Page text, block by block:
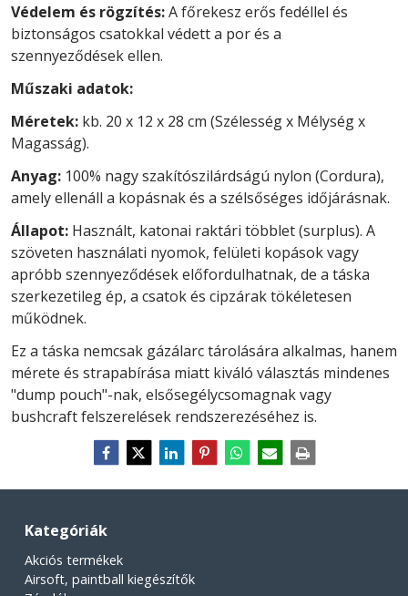
Védelem és rögzítés:A főrekesz erős fedéllel és
biztonságos csatokkal védett a por és a
szennyeződések ellen.
Műszaki adatok:
Méretek: kb. 20 x 12 x 28 cm (Szélesség x Mélység x
Magasság).
Anyag: 100% nagy szakítószilárdságú nylon (Cordura),
amely ellenáll a kopásnak és a szélsőséges időjárásnak.
Állapot: Használt, katonai raktári többlet (surplus). A
szöveten használati nyomok, felületi kopások vagy
apróbb szennyeződések előfordulhatnak, de a táska
szerkezetileg ép, a csatok és cipzárak tökéletesen
működnek.
Ez a táska nemcsak gázálarc tárolására alkalmas, hanem
mérete és strapabírása miatt kiváló választás mindenes
"dump pouch"-nak, elsősegélycsomagnak vagy
bushcraft felszerelések rendszerezéséhez is.
Kategóriák
Akciós termékek
Airsoft, paintball kiegészítők